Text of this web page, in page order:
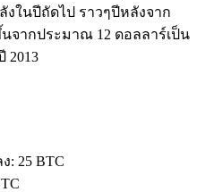
เคนยอดนิยม
ในปีถัดไป ราวๆปีหลังจาก
จากประมาณ 12 ดอลลาร์เป็น
2013
: 25 BTC